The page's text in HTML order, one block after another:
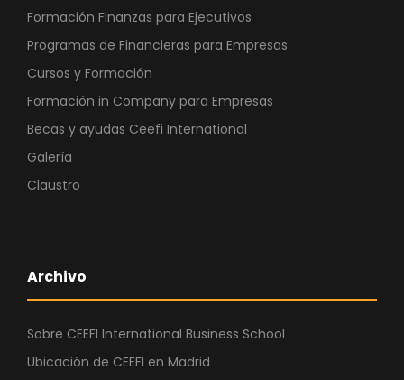
Formación Finanzas para Ejecutivos
Programas de Financieras para Empresas
Cursos y Formación
Formación in Company para Empresas
Becas y ayudas Ceefi International
Galería
Claustro
Archivo
Sobre CEEFI International Business School
Ubicación de CEEFI en Madrid